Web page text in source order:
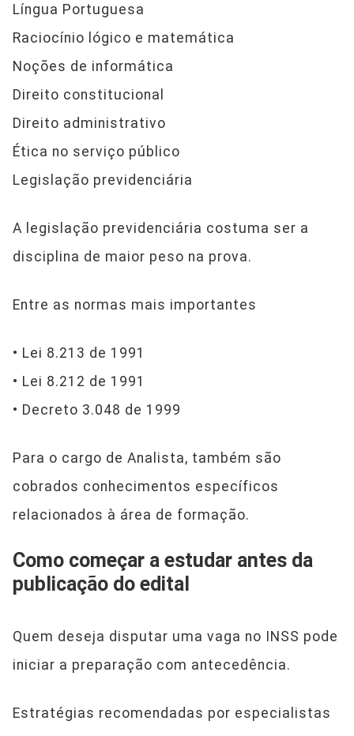
Língua Portuguesa
Raciocínio lógico e matemática
Noções de informática
Direito constitucional
Direito administrativo
Ética no serviço público
Legislação previdenciária
A legislação previdenciária costuma ser a
disciplina de maior peso na prova.
Entre as normas mais importantes
• Lei 8.213 de 1991
• Lei 8.212 de 1991
• Decreto 3.048 de 1999
Para o cargo de Analista, também são
cobrados conhecimentos específicos
relacionados à área de formação.
Como começar a estudar antes da
publicação do edital
Quem deseja disputar uma vaga no INSS pode
iniciar a preparação com antecedência.
Estratégias recomendadas por especialistas